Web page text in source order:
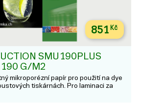
851 Kč
SMU190PLUS
190 G/M2
mikroporézní papír pro použití na dye
tiskárnách. Pro laminaci za